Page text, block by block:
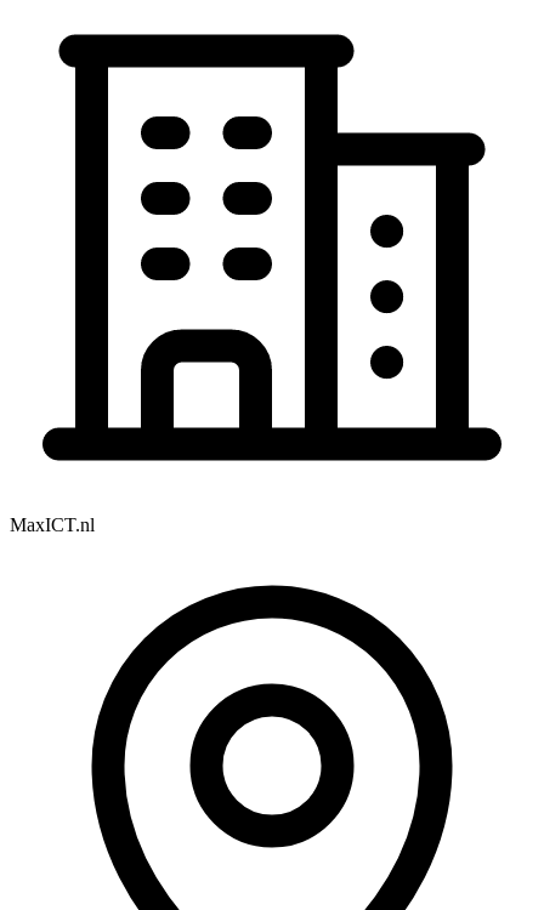
MaxICT.nl